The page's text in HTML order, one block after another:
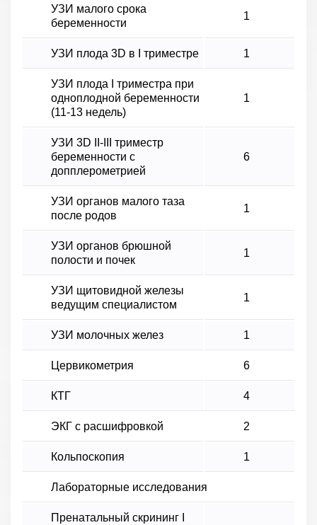
УЗИ малого срока
беременности
1
УЗИ плода 3D в І триместре 1
УЗИ плода I триместра при
одноплодной беременности
(11-13 недель)
1
УЗИ 3D II-III триместр
беременности с
допплерометрией
6
УЗИ органов малого таза
после родов
1
УЗИ органов брюшной
полости и почек
1
УЗИ щитовидной железы
ведущим специалистом
1
УЗИ молочных желез 1
Цервикометрия 6
КТГ 4
ЭКГ с расшифровкой 2
Кольпоскопия 1
Лабораторные исследования
Пренатальный скрининг I